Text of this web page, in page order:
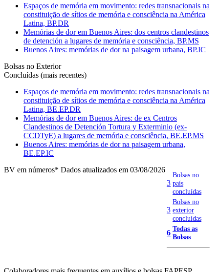
Espaços de memória em movimento: redes transnacionais na
constituição de sítios de memória e consciência na América
Latina, BP.DR
Memórias de dor em Buenos Aires: dos centros clandestinos
de detención a lugares de memória e consciência, BP.MS
Buenos Aires: memórias de dor na paisagem urbana, BP.IC
Bolsas no Exterior
Concluídas (mais recentes)
Espaços de memória em movimento: redes transnacionais na
constituição de sítios de memória e consciência na América
Latina, BE.EP.DR
Memórias de dor em Buenos Aires: de ex Centros
Clandestinos de Detención Tortura y Exterminio (ex-
CCDTyE) a lugares de memória e consciência, BE.EP.MS
Buenos Aires: memórias de dor na paisagem urbana,
BE.EP.IC
BV em números* Dados atualizados em 03/08/2026
3
Bolsas no
país
concluídas
3
Bolsas no
exterior
concluídas
6 Todas as
Bolsas